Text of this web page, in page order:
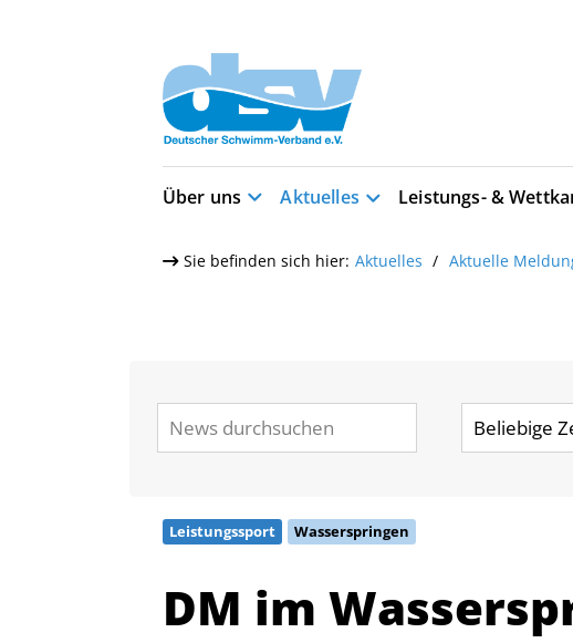
Über uns Aktuelles Leistungs- &
DM im
erstmals im